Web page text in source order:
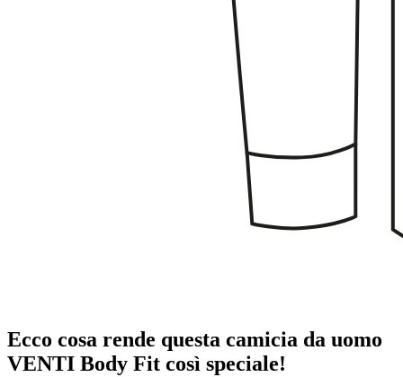
Ecco cosa rende questa camicia da uomo
VENTI Body Fit così speciale!